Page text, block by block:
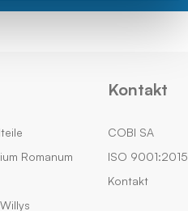
Romanum
Kontakt
COBI SA
ISO 9001:2015
Kontakt